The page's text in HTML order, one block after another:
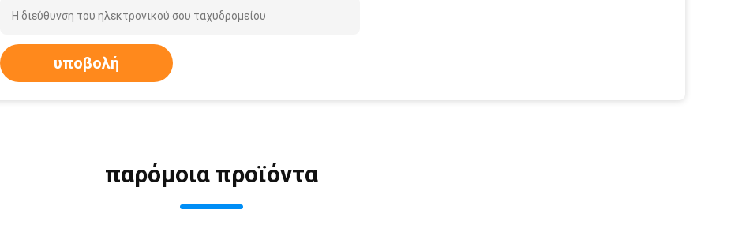
υποβολή
παρόμοια προϊόντα